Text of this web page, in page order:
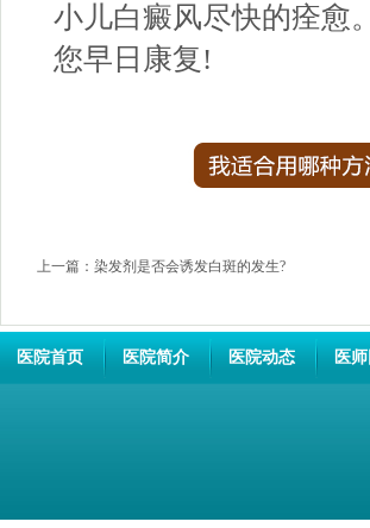
小儿白癜风尽快的痊愈
您早日康复!
上一篇： 染发剂是否会诱发白斑的发生?
医院首页 医院简介 医院动态 医